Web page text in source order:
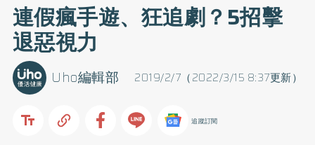
連假瘋手遊、狂追劇？5招擊
退惡視力
2019/2/7（2022/3/15 8:37更新）
Uho編輯部
追蹤訂閱